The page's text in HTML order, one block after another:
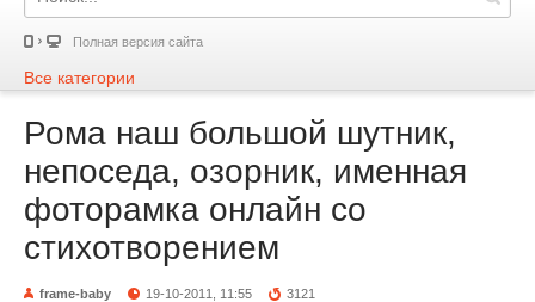
Полная версия сайта
Все категории
Рома наш большой шутник,
непоседа, озорник, именная
фоторамка онлайн со
стихотворением
frame-baby 19-10-2011, 11:55 3121